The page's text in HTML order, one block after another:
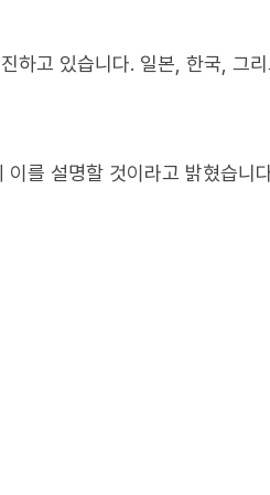
하고 있습니다. 일본, 한국, 그
를 설명할 것이라고 밝혔습니